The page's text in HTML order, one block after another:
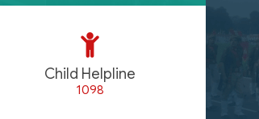
Child Helpline
1098